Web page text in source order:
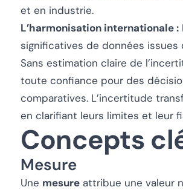
et en industrie.
L’harmonisation internationale :
significatives de données
Sans estimation claire de
toute confiance pour des
comparatives. L’incertitude
en clarifiant leurs limites et leur
Concepts
Mesure
Une mesure attribue une valeur